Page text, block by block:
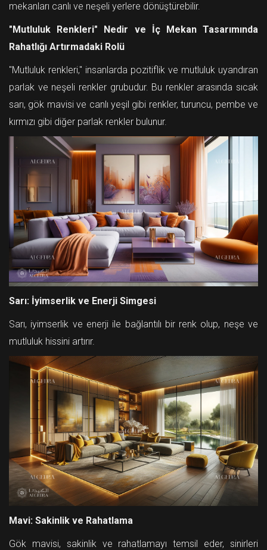
mekanları canlı ve neşeli yerlere dönüştürebilir.
"Mutluluk Renkleri" Nedir ve İç Mekan Tasarımında
Rahatlığı Artırmadaki Rolü
"Mutluluk renkleri," insanlarda pozitiflik ve mutluluk uyandıran
parlak ve neşeli renkler grubudur. Bu renkler arasında sıcak
sarı, gök mavisi ve canlı yeşil gibi renkler, turuncu, pembe ve
kırmızı gibi diğer parlak renkler bulunur.
Sarı: İyimserlik ve Enerji Simgesi
Sarı, iyimserlik ve enerji ile bağlantılı bir renk olup, neşe ve
mutluluk hissini artırır.
Mavi: Sakinlik ve Rahatlama
Gök mavisi, sakinlik ve rahatlamayı temsil eder, sinirleri